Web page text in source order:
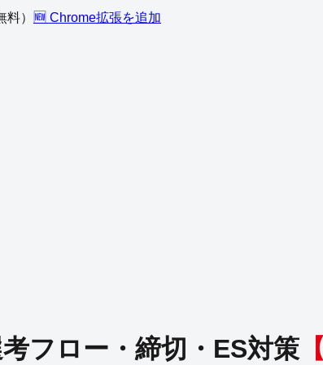
） 🆕 Chrome拡張を追加
フロー・締切・ES対策 【